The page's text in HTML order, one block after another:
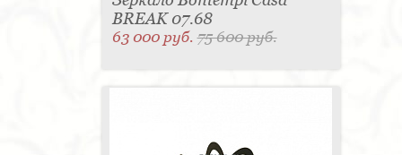
BREAK 07.68
63 000 руб.75 600 руб.